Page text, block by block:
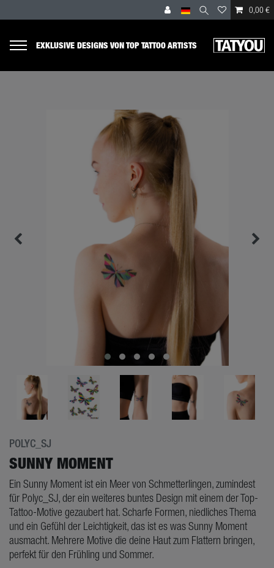
0,00 €
EXKLUSIVE DESIGNS VON TOP TATTOO ARTISTS
POLYC_SJ
SUNNY MOMENT
Ein Sunny Moment ist ein Meer von Schmetterlingen, zumindest
für Polyc_SJ, der ein weiteres buntes Design mit einem der Top-
Tattoo-Motive gezaubert hat. Scharfe Formen, niedliches Thema
und ein Gefühl der Leichtigkeit, das ist es was Sunny Moment
ausmacht. Mehrere Motive die deine Haut zum Flattern bringen,
perfekt für den Frühling und Sommer.